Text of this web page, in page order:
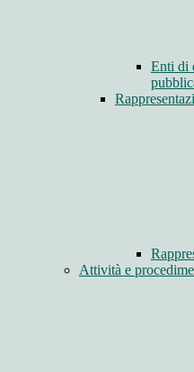
Enti di
Attività e